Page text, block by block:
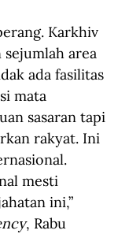
Karkhiv
sejumlah area
ada fasilitas
mata
sasaran tapi
rakyat. Ini
mesti
ini,”
, Rabu